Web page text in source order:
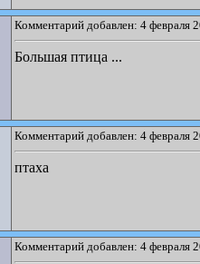
Комментарий добавлен: 4 февраля
Большая птица ...
Комментарий добавлен: 4 февраля
птаха
Комментарий добавлен: 4 февраля